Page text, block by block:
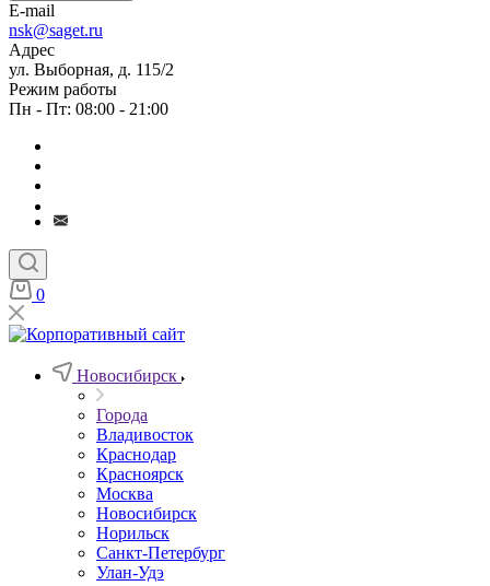
E-mail
nsk@saget.ru
Адрес
ул. Выборная, д. 115/2
Режим работы
Пн - Пт: 08:00 - 21:00
0
Новосибирск
Города
Владивосток
Краснодар
Красноярск
Москва
Новосибирск
Норильск
Санкт-Петербург
Улан-Удэ